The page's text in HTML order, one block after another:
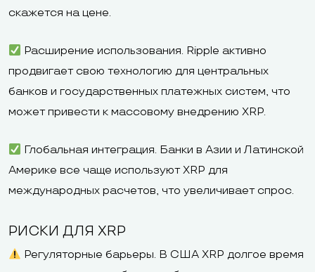
скажется на цене.
Расширение использования. Ripple активно
продвигает свою технологию для центральных
банков и государственных платежных систем, что
может привести к массовому внедрению XRP.
Глобальная интеграция. Банки в Азии и Латинской
Америке все чаще используют XRP для
международных расчетов, что увеличивает спрос.
РИСКИ ДЛЯ XRP
Регуляторные барьеры. В США XRP долгое время